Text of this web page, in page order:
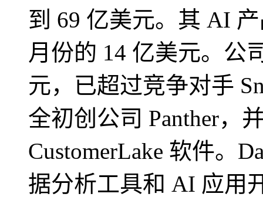
到 69 亿美元。其 AI
月份的 14 亿美元。公
元，已超过竞争对手
全初创公司 Panther，
CustomerLake 软件。
据分析工具和 AI 应用